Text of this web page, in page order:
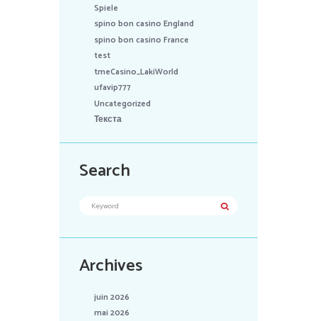
Spiele
spino bon casino England
spino bon casino France
test
tmeCasino_LakiWorld
ufavip777
Uncategorized
Текста
Search
Archives
juin 2026
mai 2026